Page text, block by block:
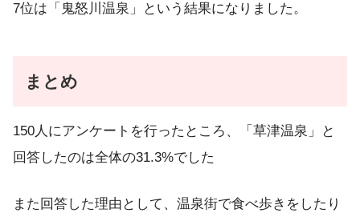
7位は「鬼怒川温泉」という結果になりました。
まとめ
150人にアンケートを行ったところ、「草津温泉」と
回答したのは全体の31.3%でした
また回答した理由として、温泉街で食べ歩きをしたり